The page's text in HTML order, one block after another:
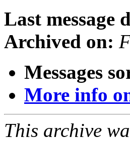
Last message
Archived on:
Messages
More info
This archive